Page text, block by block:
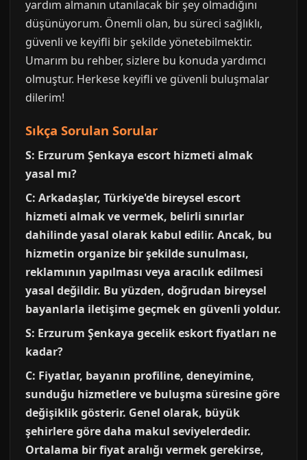
yardım almanın utanılacak bir şey olmadığını
düşünüyorum. Önemli olan, bu süreci sağlıklı,
güvenli ve keyifli bir şekilde yönetebilmektir.
Umarım bu rehber, sizlere bu konuda yardımcı
olmuştur. Herkese keyifli ve güvenli buluşmalar
dilerim!
Sıkça Sorulan Sorular
S: Erzurum Şenkaya escort hizmeti almak
yasal mı?
C: Arkadaşlar, Türkiye'de bireysel escort
hizmeti almak ve vermek, belirli sınırlar
dahilinde yasal olarak kabul edilir. Ancak, bu
hizmetin organize bir şekilde sunulması,
reklamının yapılması veya aracılık edilmesi
yasal değildir. Bu yüzden, doğrudan bireysel
bayanlarla iletişime geçmek en güvenli yoldur.
S: Erzurum Şenkaya gecelik eskort fiyatları ne
kadar?
C: Fiyatlar, bayanın profiline, deneyimine,
sunduğu hizmetlere ve buluşma süresine göre
değişiklik gösterir. Genel olarak, büyük
şehirlere göre daha makul seviyelerdedir.
Ortalama bir fiyat aralığı vermek gerekirse,